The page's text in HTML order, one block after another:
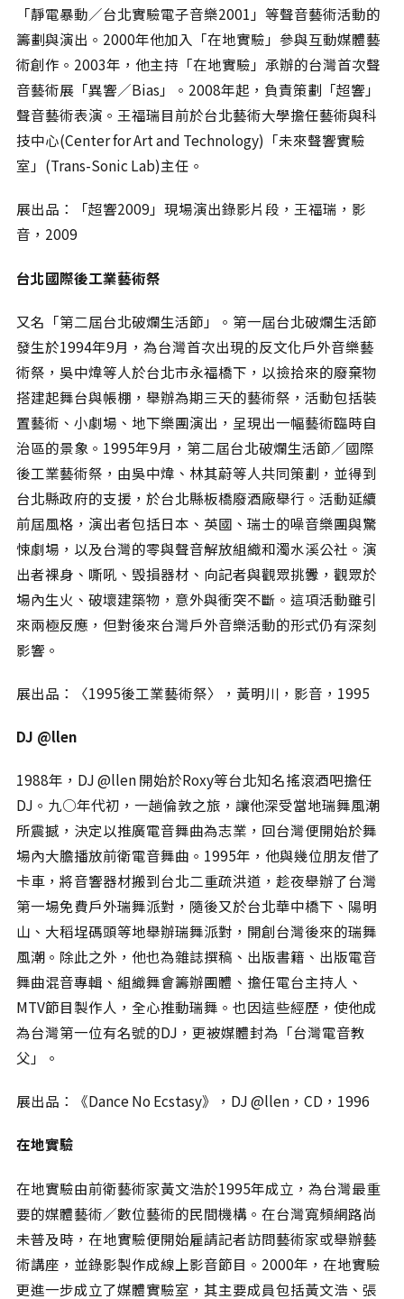
「靜電暴動∕台北實驗電子音樂2001」等聲音藝術活動的
籌劃與演出。2000年他加入「在地實驗」參與互動媒體藝
術創作。2003年，他主持「在地實驗」承辦的台灣首次聲
音藝術展「異響∕Bias」。2008年起，負責策劃「超響」
聲音藝術表演。王福瑞目前於台北藝術大學擔任藝術與科
技中心(Center for Art and Technology)「未來聲響實驗
室」(Trans-Sonic Lab)主任。
展出品：「超響2009」現場演出錄影片段，王福瑞，影
音，2009
台北國際後工業藝術祭
又名「第二屆台北破爛生活節」。第一屆台北破爛生活節
發生於1994年9月，為台灣首次出現的反文化戶外音樂藝
術祭，吳中煒等人於台北市永福橋下，以撿拾來的廢棄物
搭建起舞台與帳棚，舉辦為期三天的藝術祭，活動包括裝
置藝術、小劇場、地下樂團演出，呈現出一幅藝術臨時自
治區的景象。1995年9月，第二屆台北破爛生活節∕國際
後工業藝術祭，由吳中煒、林其蔚等人共同策劃，並得到
台北縣政府的支援，於台北縣板橋廢酒廠舉行。活動延續
前屆風格，演出者包括日本、英國、瑞士的噪音樂團與驚
悚劇場，以及台灣的零與聲音解放組織和濁水溪公社。演
出者裸身、嘶吼、毁損器材、向記者與觀眾挑釁，觀眾於
場內生火、破壞建築物，意外與衝突不斷。這項活動雖引
來兩極反應，但對後來台灣戶外音樂活動的形式仍有深刻
影響。
展出品：〈1995後工業藝術祭〉，黃明川，影音，1995
DJ @llen
1988年，DJ @llen 開始於Roxy等台北知名搖滾酒吧擔任
DJ。九○年代初，一趟倫敦之旅，讓他深受當地瑞舞風潮
所震撼，決定以推廣電音舞曲為志業，回台灣便開始於舞
場內大膽播放前衛電音舞曲。1995年，他與幾位朋友借了
卡車，將音響器材搬到台北二重疏洪道，趁夜舉辦了台灣
第一場免費戶外瑞舞派對，隨後又於台北華中橋下、陽明
山、大稻埕碼頭等地舉辦瑞舞派對，開創台灣後來的瑞舞
風潮。除此之外，他也為雜誌撰稿、出版書籍、出版電音
舞曲混音專輯、組織舞會籌辦團體、擔任電台主持人、
MTV節目製作人，全心推動瑞舞。也因這些經歷，使他成
為台灣第一位有名號的DJ，更被媒體封為「台灣電音教
父」。
展出品：《Dance No Ecstasy》，DJ @llen，CD，1996
在地實驗
在地實驗由前衛藝術家黃文浩於1995年成立，為台灣最重
要的媒體藝術∕數位藝術的民間機構。在台灣寬頻網路尚
未普及時，在地實驗便開始雇請記者訪問藝術家或舉辦藝
術講座，並錄影製作成線上影音節目。2000年，在地實驗
更進一步成立了媒體實驗室，其主要成員包括黃文浩、張